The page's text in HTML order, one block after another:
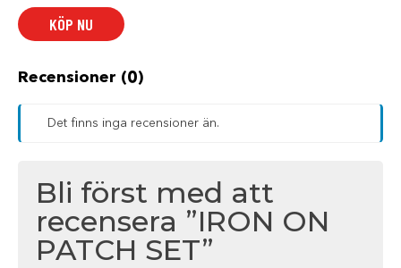
mängd
KÖP NU
Recensioner (0)
Det finns inga recensioner än.
Bli först med att
recensera ”IRON ON
PATCH SET”